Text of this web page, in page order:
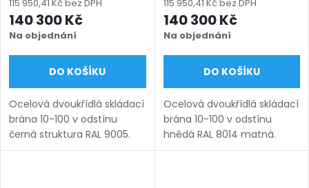
výška 1000 - 1750 mm),
černá struktura RAL 9005
115 950,41 Kč bez DPH
140 300 Kč
Na objednání
DO KOŠÍKU
Ocelová dvoukřídlá skládací
brána 10-100 v odstínu
černá struktura RAL 9005.
Bezúdržbová ocel (žárový
výška 1000 - 1750 mm),
hnědá RAL 8014 matná
115 950,41 Kč bez DPH
140 300 Kč
Na objednání
DO KOŠÍKU
Ocelová dvoukřídlá skládací
brána 10-100 v odstínu
hnědá RAL 8014 matná.
Bezúdržbová ocel (žárový